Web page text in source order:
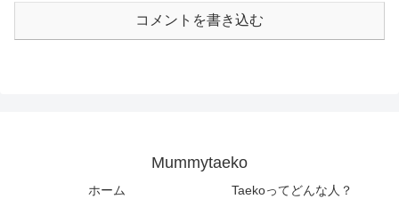
コメントを書き込む
Mummytaeko
ホーム
Taekoってどんな人？